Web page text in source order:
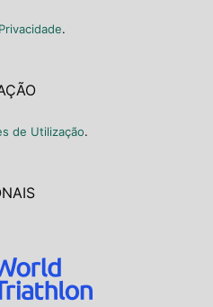
.
de Utilização.